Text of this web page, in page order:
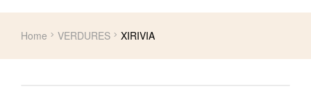
Home VERDURES XIRIVIA